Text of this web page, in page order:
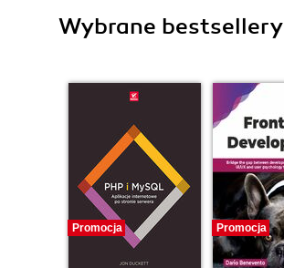
Wybrane bestsellery
Promocja Promocja